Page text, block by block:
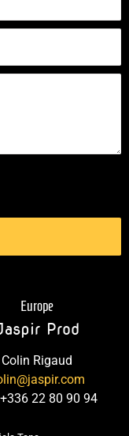
Europe
Prod
Colin Rigaud
22 80 90 94